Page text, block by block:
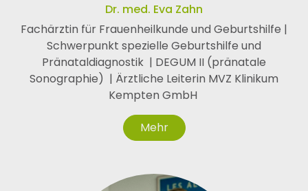
Dr. med. Eva Zahn
Fachärztin für Frauenheilkunde und Geburtshilfe |
Schwerpunkt spezielle Geburtshilfe und
Pränataldiagnostik | DEGUM II (pränatale
Sonographie) | Ärztliche Leiterin MVZ Klinikum
Kempten GmbH
Mehr